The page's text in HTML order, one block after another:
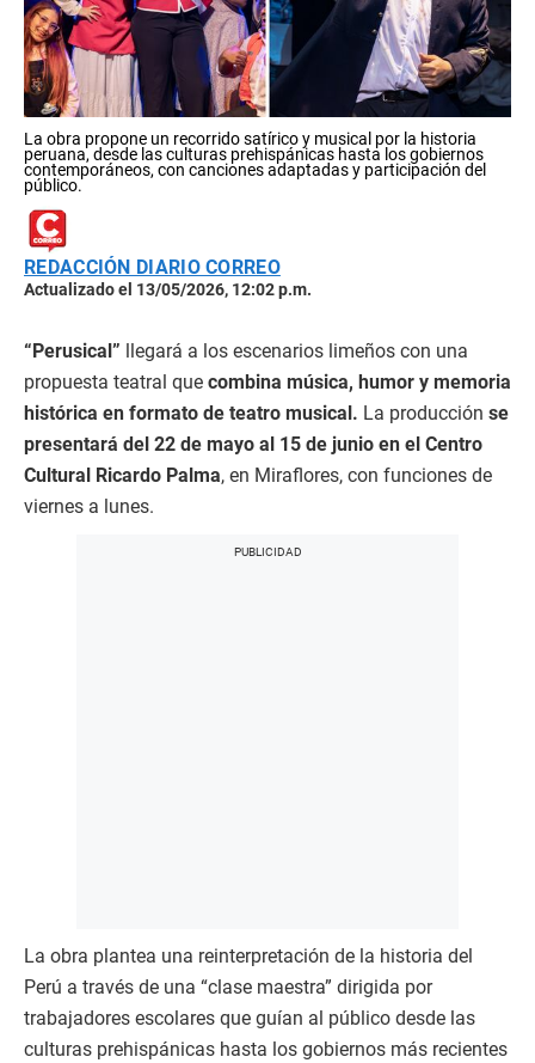
La obra propone un recorrido satírico y musical por la historia
peruana, desde las culturas prehispánicas hasta los gobiernos
contemporáneos, con canciones adaptadas y participación del
público.
REDACCIÓN DIARIO CORREO
Actualizado el 13/05/2026, 12:02 p.m.
“Perusical” llegará a los escenarios limeños con una
propuesta teatral que combina música, humor y memoria
histórica en formato de teatro musical. La producción se
presentará del 22 de mayo al 15 de junio en el Centro
Cultural Ricardo Palma, en Miraflores, con funciones de
viernes a lunes.
La obra plantea una reinterpretación de la historia del
Perú a través de una “clase maestra” dirigida por
trabajadores escolares que guían al público desde las
culturas prehispánicas hasta los gobiernos más recientes